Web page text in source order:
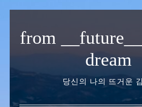
기
from
dream
당신의 나의 뜨거운